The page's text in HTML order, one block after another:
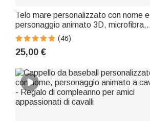
Telo mare personalizzato con nome e
personaggio animato 3D, microfibra,
borsa con lacci a scelta - Regalo per
estate al mare per famiglia
(46)
25,00 €